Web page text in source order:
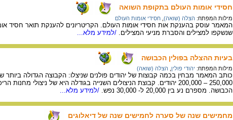
חסידי אומות העולם בתקופת השואה
מילות המפתח: הצלה (שואה) חסידי אומות העולם
המאמר עוסק בהענקת אות חסידי אומות העולם. הקריטריונים להענקת תואר חסיד
שנשקפו למצילים והסברת מניעי המצילים. /למידע מלא...
בעיות ההצלה בפולין הכבושה
מילות המפתח: יהודי פולין הצלה (שואה)
כותב המאמר מבחין בכמה קבוצות של יהודים פולנים שניצלו: הקבוצה הגדולה
הכבושה. מספרם נע בין 20,000 ל- 30,000 נפש.
/למידע מלא...
מחמישים שנה של סערה לחמישים שנה של דיאלוגים